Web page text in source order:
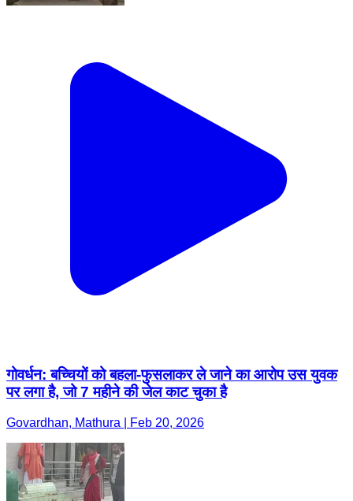
गोवर्धन: बच्चियों को बहला-फुसलाकर ले जाने का आरोप उस युवक
पर लगा है, जो 7 महीने की जेल काट चुका है
Govardhan, Mathura | Feb 20, 2026